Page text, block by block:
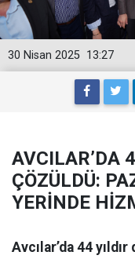
13:27
30 Nisan 2025
AVCILAR’DA
ÇÖZÜLDÜ:
YERİNDE
Avcılar’da 44